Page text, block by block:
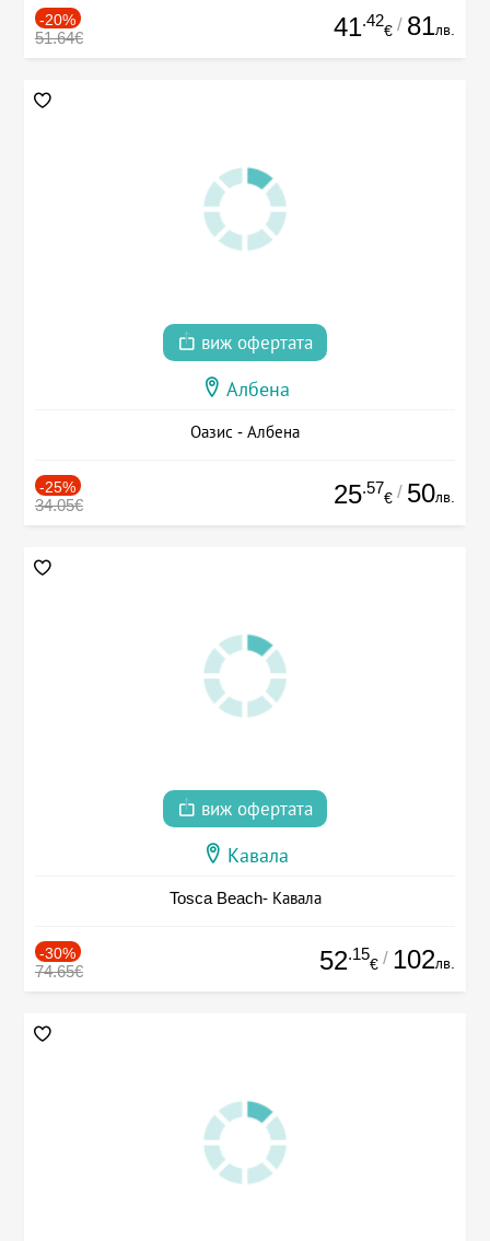
-20%
51.64€ 41.42
€ / 81лв.
виж офертата
Албена
Оазис - Албена
-25%
34.05€ 25.57
€ / 50лв.
виж офертата
Кавала
Tosca Beach- Кавала
-30%
74.65€ 52.15
€ / 102лв.